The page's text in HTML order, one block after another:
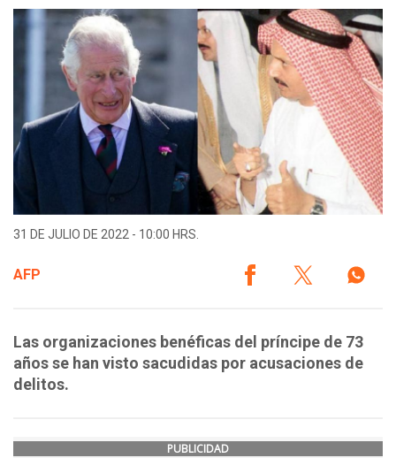
31 DE JULIO DE 2022 - 10:00 HRS.
AFP
Las organizaciones benéficas del príncipe de 73
años se han visto sacudidas por acusaciones de
delitos.
PUBLICIDAD